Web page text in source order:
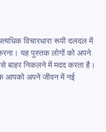
विचारधारा रूपी दलदल में
यह पुस्तक लोगों को अपने
बाहर निकलने में मदद करता है।
आपको अपने जीवन में नई